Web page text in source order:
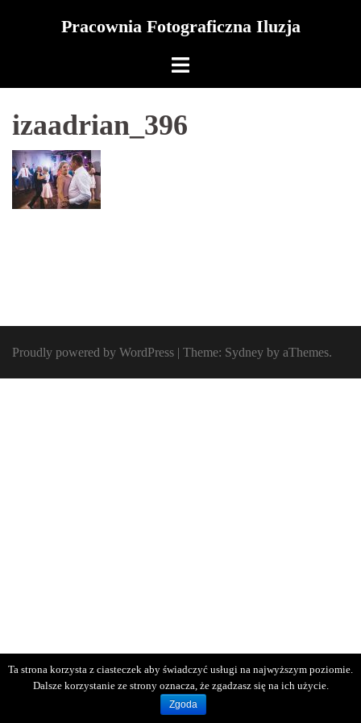
Pracownia Fotograficzna Iluzja
izaadrian_396
Proudly powered by WordPress | Theme: Sydney by aThemes.
Ta strona korzysta z ciasteczek aby świadczyć usługi na najwyższym poziomie.
Dalsze korzystanie ze strony oznacza, że zgadzasz się na ich użycie.
Zgoda